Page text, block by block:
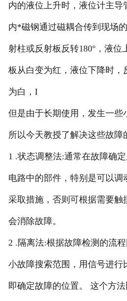
内的液位上升时，液位计主导
内*磁钢通过磁耦合传到现场
射柱或反射板反转180°，液位
板从白变为红，液位下降时，
为白，I
但是由于长期使用，发生一些
所以今天教授了解决这些故障
1 .状态调整法:通常在故障确
电路中的部件，特别是可以调
采取措施，否则可根据需要触
会消除故障。
2 .隔离法:根据故障检测的流
小故障搜索范围，用信号进行
即确定故障的位置。 这个方